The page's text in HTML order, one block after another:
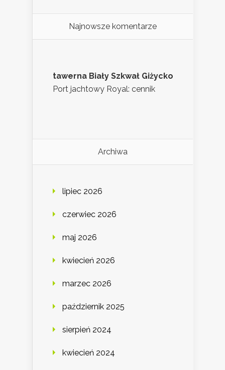
Najnowsze komentarze
tawerna Biały Szkwał Giżycko
Port jachtowy Royal: cennik
Archiwa
lipiec 2026
czerwiec 2026
maj 2026
kwiecień 2026
marzec 2026
październik 2025
sierpień 2024
kwiecień 2024